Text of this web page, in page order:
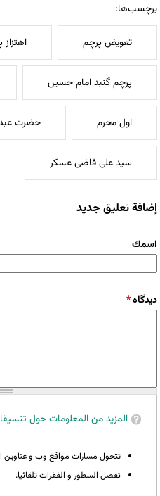
برچسب‌ها:
تعویض پرچم
پرچم گنبد امام حسین
اول محرم حضرت
سید علی قاضی عسکر
إضافة تعليق جديد
‏اسمك ‏
‏دیدگاه ‏*
المزيد من المعلومات حول
تتحول مسارات مواقع وب و عناوين
تفصل السطور و الفقرات تلقائيا.